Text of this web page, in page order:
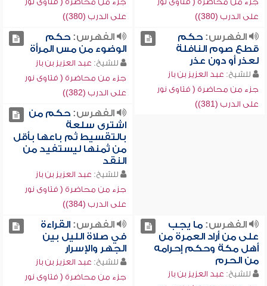
على الدرب (380))
على الدرب (380))
الفهرس:حكم
قطع صوم النافلة
لعذر أو دون عذر
للشيخ: عبد العزيز بن باز
جزء من محاضرة ( فتاوى نور
على الدرب (381))
الفهرس:حكم
الوضوء من مس المرأة
للشيخ: عبد العزيز بن باز
جزء من محاضرة ( فتاوى نور
على الدرب (382))
الفهرس:حكم من
اشترى سلعة
بالتقسيط ثم باعها بأقل
من ثمنها ليستفيد من
النقد
للشيخ: عبد العزيز بن باز
جزء من محاضرة ( فتاوى نور
على الدرب (384))
الفهرس:ما يجب
على من أراد العمرة من
أهل مكة وحكم إحرامه
من الحرم
للشيخ: عبد العزيز بن باز
الفهرس:القراءة
في صلاة الليل بين
الجهر والإسرار
للشيخ: عبد العزيز بن باز
جزء من محاضرة ( فتاوى نور